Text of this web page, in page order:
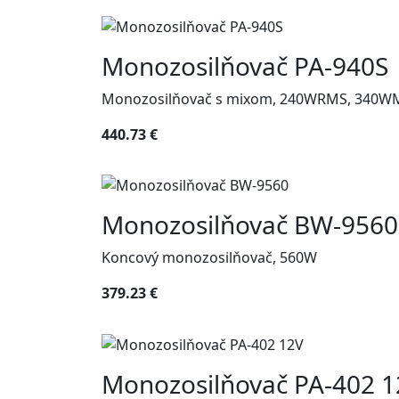
Monozosilňovač PA-940S
Monozosilňovač s mixom, 240WRMS,
440.73 €
Monozosilňovač BW-9560
Koncový monozosilňovač, 560W
379.23 €
Monozosilňovač PA-402